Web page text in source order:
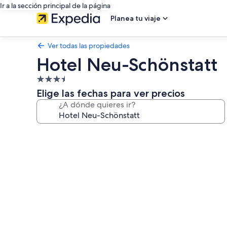
Ir a la sección principal de la página
Planea tu viaje
Ver todas las propiedades
Hotel Neu-Schönstatt
Propiedad
de
3.5
estrellas
Elige las fechas para ver precios
¿A dónde quieres ir?